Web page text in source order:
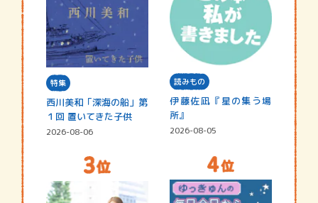
特集
西川美和「深海の船」第
１回 置いてきた子供
2026-08-06
読みもの
伊藤佐凪『星の集う場
所』
2026-08-05